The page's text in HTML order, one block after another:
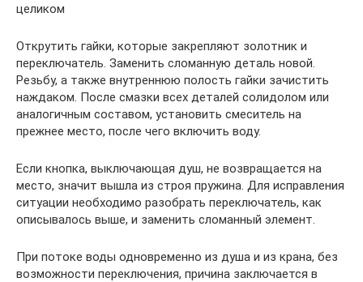
целиком
Открутить гайки, которые закрепляют золотник и
переключатель. Заменить сломанную деталь новой.
Резьбу, а также внутреннюю полость гайки зачистить
наждаком. После смазки всех деталей солидолом или
аналогичным составом, установить смеситель на
прежнее место, после чего включить воду.
Если кнопка, выключающая душ, не возвращается на
место, значит вышла из строя пружина. Для исправления
ситуации необходимо разобрать переключатель, как
описывалось выше, и заменить сломанный элемент.
При потоке воды одновременно из душа и из крана, без
возможности переключения, причина заключается в